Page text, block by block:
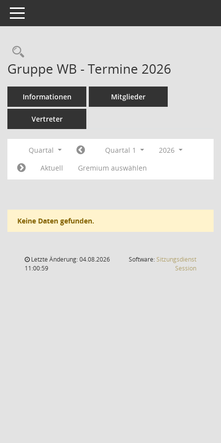
Toggle navigation
Rechercheauswahl
Gruppe WB - Termine 2026
Informationen Mitglieder
Vertreter
Quartal Quartal 1
2026
Aktuell
Gremium auswählen
Keine Daten gefunden.
Letzte Änderung: 04.08.2026
11:00:59
Software:Sitzungsdienst
Session(Wird in